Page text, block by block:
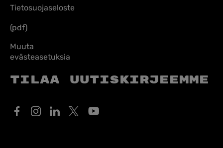
Tietosuojaseloste
(pdf)
Muuta
evästeasetuksia
Tilaa uutiskirjeemme